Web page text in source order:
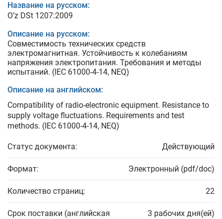
Название на русском:
O’z DSt 1207:2009
Описание на русском:
Совместимость технических средств
электромагнитная. Устойчивость к колебаниям
напряжения электропитания. Требования и методы
испытаний. (IEC 61000-4-14, NEQ)
Описание на английском:
Compatibility of radio-electronic equipment. Resistance to
supply voltage fluctuations. Requirements and test
methods. (IEC 61000-4-14, NEQ)
Статус документа: Действующий
Формат: Электронный (pdf/doc)
Количество страниц: 22
Срок поставки (английская
3 рабочих дня(ей)